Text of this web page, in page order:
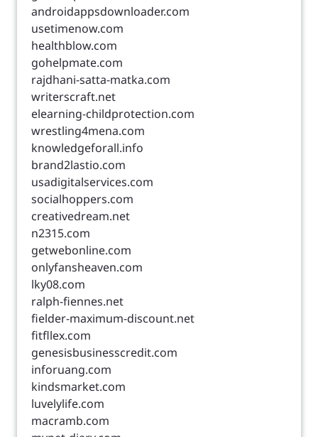
androidappsdownloader.com
usetimenow.com
healthblow.com
gohelpmate.com
rajdhani-satta-matka.com
writerscraft.net
elearning-childprotection.com
wrestling4mena.com
knowledgeforall.info
brand2lastio.com
usadigitalservices.com
socialhoppers.com
creativedream.net
n2315.com
getwebonline.com
onlyfansheaven.com
lky08.com
ralph-fiennes.net
fielder-maximum-discount.net
fitfllex.com
genesisbusinesscredit.com
inforuang.com
kindsmarket.com
luvelylife.com
macramb.com